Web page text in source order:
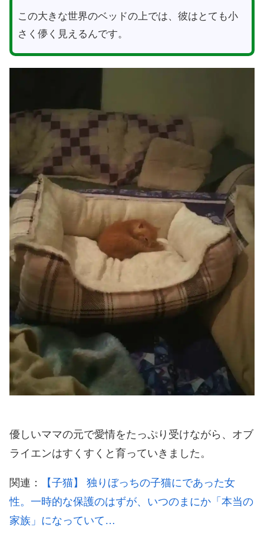
この大きな世界のベッドの上では、彼はとても小
さく儚く見えるんです。
優しいママの元で愛情をたっぷり受けながら、オブ
ライエンはすくすくと育っていきました。
関連：
【子猫】 独りぼっちの子猫にであった女
性。一時的な保護のはずが、いつのまにか「本当の
家族」になっていて…